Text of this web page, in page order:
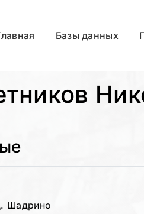
Базы данных
Шадрино